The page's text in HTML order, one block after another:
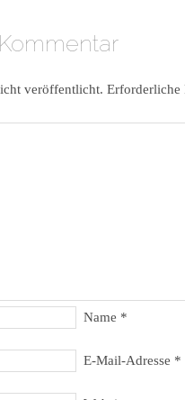
veröffentlicht.
Name *
E-Mail-Adresse *